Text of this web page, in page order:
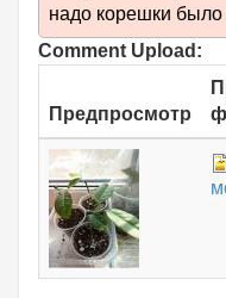
надо корешки было
Comment Upload:
Предпросмотр